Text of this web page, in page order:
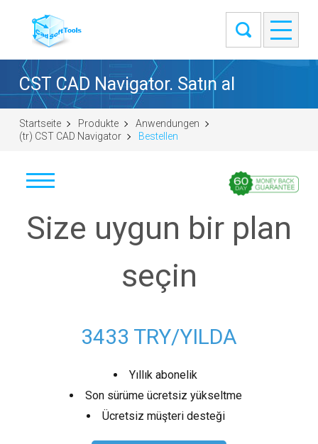
CST CAD Navigator. Satın al
Startseite Produkte
Anwendungen
(tr) CST CAD Navigator
Bestellen
Windows (64-bit)
Linux (.tar.gz 64-bit)
Linux (.rpm 64-bit)
Soru sor
Müşteri yorumları
Size uygun bir plan
seçin
3433 TRY/YILDA
Yıllık abonelik
Son sürüme ücretsiz yükseltme
Ücretsiz müşteri desteği